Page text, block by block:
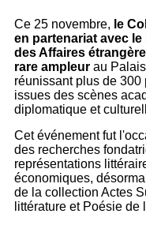
Ce 25 novembre, le
en partenariat avec le
des Affaires
rare ampleurau Palais
réunissant plus de
issues des scènes
diplomatique et
Cet événement fut
des recherches
représentations
économiques,
de la collection Actes
littérature et Poésie de